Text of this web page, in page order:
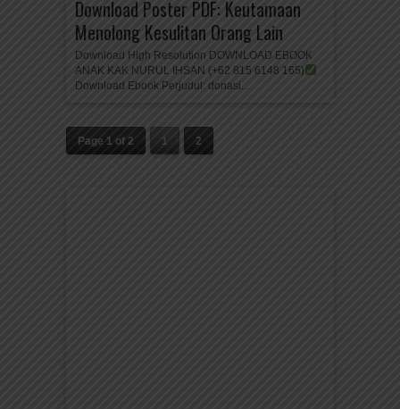
Download Poster PDF: Keutamaan
Menolong Kesulitan Orang Lain
Download High Resolution DOWNLOAD EBOOK
ANAK KAK NURUL IHSAN (+62 815 6148 165)
Download Ebook Perjudul: donasi...
Page 1 of 2 1 2